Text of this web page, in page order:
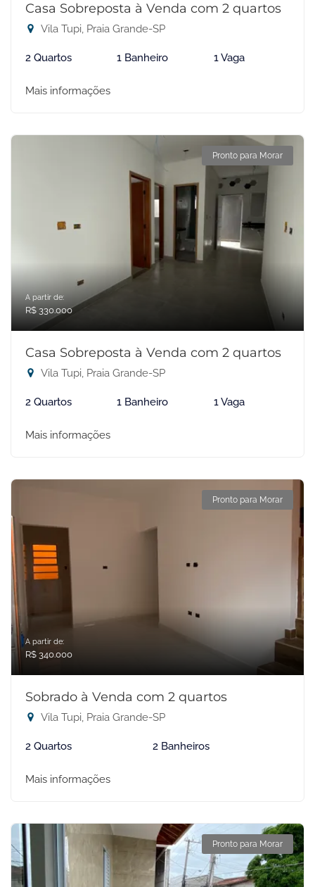
Casa Sobreposta à Venda com 2 quartos
Vila Tupi, Praia Grande-SP
2 Quartos 1 Banheiro 1 Vaga
Mais informações
Pronto para Morar
A partir de:
R$ 330.000
Casa Sobreposta à Venda com 2 quartos
Vila Tupi, Praia Grande-SP
2 Quartos 1 Banheiro 1 Vaga
Mais informações
Pronto para Morar
A partir de:
R$ 340.000
Sobrado à Venda com 2 quartos
Vila Tupi, Praia Grande-SP
2 Quartos 2 Banheiros
Mais informações
Pronto para Morar